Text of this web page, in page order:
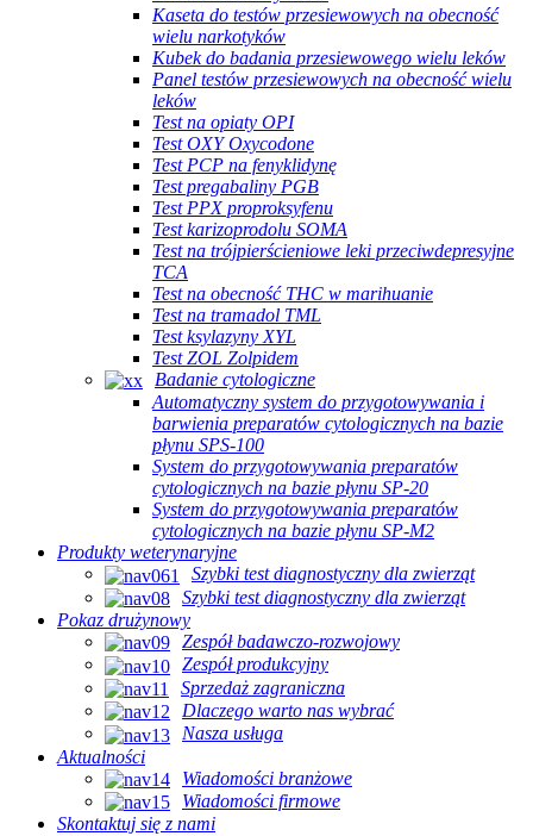
Kaseta do testów przesiewowych na obecność
wielu narkotyków
Kubek do badania przesiewowego wielu leków
Panel testów przesiewowych na obecność wielu
leków
Test na opiaty OPI
Test OXY Oxycodone
Test PCP na fenyklidynę
Test pregabaliny PGB
Test PPX proproksyfenu
Test karizoprodolu SOMA
Test na trójpierścieniowe leki przeciwdepresyjne
TCA
Test na obecność THC w marihuanie
Test na tramadol TML
Test ksylazyny XYL
Test ZOL Zolpidem
Badanie cytologiczne
Automatyczny system do przygotowywania i
barwienia preparatów cytologicznych na bazie
płynu SPS-100
System do przygotowywania preparatów
cytologicznych na bazie płynu SP-20
System do przygotowywania preparatów
cytologicznych na bazie płynu SP-M2
Produkty weterynaryjne
Szybki test diagnostyczny dla zwierząt
Szybki test diagnostyczny dla zwierząt
Pokaz drużynowy
Zespół badawczo-rozwojowy
Zespół produkcyjny
Sprzedaż zagraniczna
Dlaczego warto nas wybrać
Nasza usługa
Aktualności
Wiadomości branżowe
Wiadomości firmowe
Skontaktuj się z nami